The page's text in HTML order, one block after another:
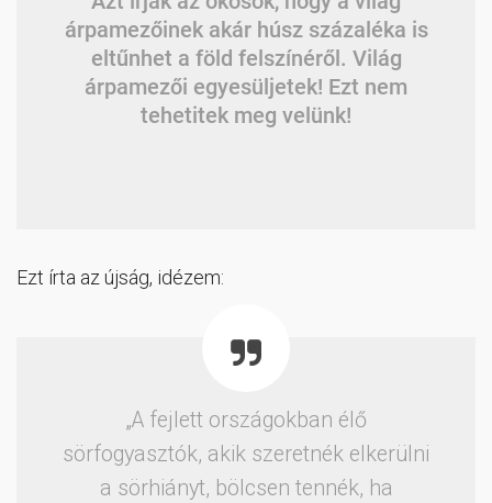
árpamezőinek akár húsz százaléka is
eltűnhet a föld felszínéről. Világ
árpamezői egyesüljetek! Ezt nem
tehetitek meg velünk!
Ezt írta az újság, idézem:
„A fejlett országokban élő
sörfogyasztók, akik szeretnék elkerülni
a sörhiányt, bölcsen tennék, ha